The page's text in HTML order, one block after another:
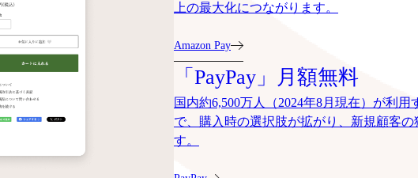
上の最大化につながります。
Amazon Pay
「PayPay」月額無料
国内約6,500万人（2024年8月現在）が利
で、購入時の選択肢が拡がり、新規顧客
す。